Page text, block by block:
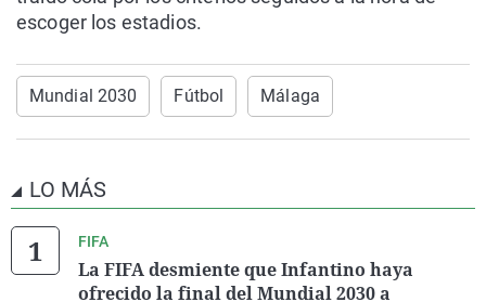
escoger los estadios.
Mundial 2030 Fútbol Málaga
LO MÁS
FIFA
La FIFA desmiente que Infantino haya
ofrecido la final del Mundial 2030 a